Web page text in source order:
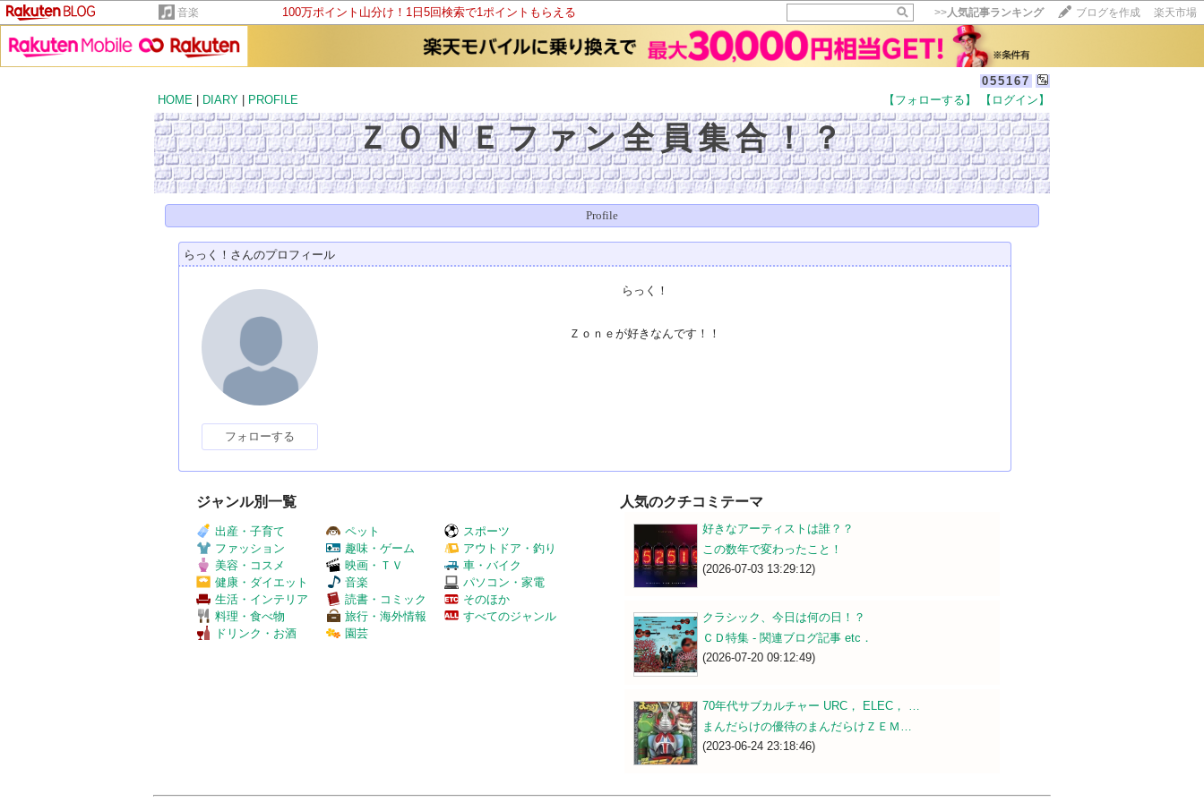
音楽 100万ポイント山分け！1日5回検索で1ポイントもらえる >>人気記事ランキング ブログを作成 楽天市場
055167
HOME
DIARY PROFILE 【フォローする】 【ログイン】
ＺＯＮＥファン全員集合！？
Profile
らっく！さんのプロフィール
フォローする
らっく！
Ｚｏｎｅが好きなんです！！
ジャンル別一覧
出産・子育て
ファッション
美容・コスメ
健康・ダイエット
生活・インテリア
料理・食べ物
ドリンク・お酒
ペット
趣味・ゲーム
映画・ＴＶ
音楽
読書・コミック
旅行・海外情報
園芸
スポーツ
アウトドア・釣り
車・バイク
パソコン・家電
そのほか
すべてのジャンル
人気のクチコミテーマ
好きなアーティストは誰？？
この数年で変わったこと！
(2026-07-03 13:29:12)
クラシック、今日は何の日！？
ＣＤ特集 - 関連ブログ記事 etc．
(2026-07-20 09:12:49)
70年代サブカルチャー URC， ELEC， …
まんだらけの優待のまんだらけＺＥＭ…
(2023-06-24 23:18:46)